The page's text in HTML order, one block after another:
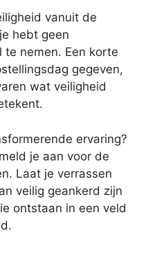
vanuit de
hebt geen
te nemen. Een korte
gegeven,
wat veiligheid
ervaring?
je aan voor de
Laat je verrassen
veilig geankerd zijn
ontstaan in een veld